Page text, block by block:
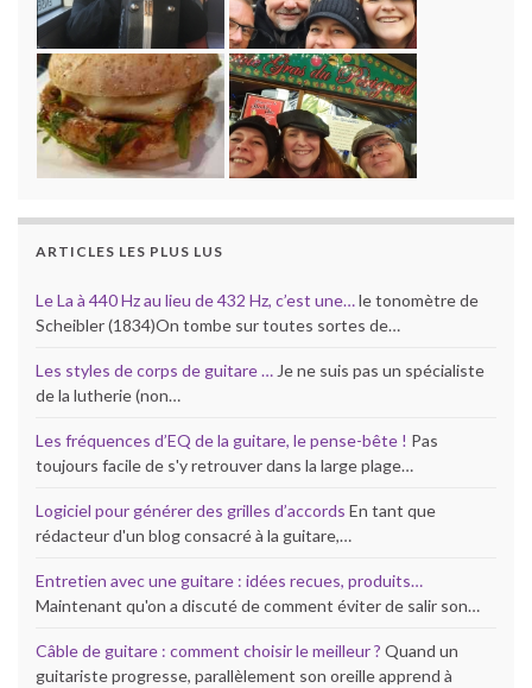
ARTICLES LES PLUS LUS
Le La à 440 Hz au lieu de 432 Hz, c’est une…le tonomètre de
Scheibler (1834)On tombe sur toutes sortes de…
Les styles de corps de guitare …Je ne suis pas un spécialiste
de la lutherie (non…
Les fréquences d’EQ de la guitare, le pense-bête ! Pas
toujours facile de s'y retrouver dans la large plage…
Logiciel pour générer des grilles d’accords En tant que
rédacteur d'un blog consacré à la guitare,…
Entretien avec une guitare : idées recues, produits…
Maintenant qu'on a discuté de comment éviter de salir son…
Câble de guitare : comment choisir le meilleur ? Quand un
guitariste progresse, parallèlement son oreille apprend à